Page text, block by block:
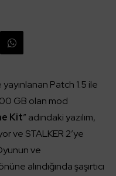
Patch 1.5 ile
GB olan mod
Kit” adındaki yazılım,
ve STALKER 2’ye
ve
alındığında şaşırtıcı